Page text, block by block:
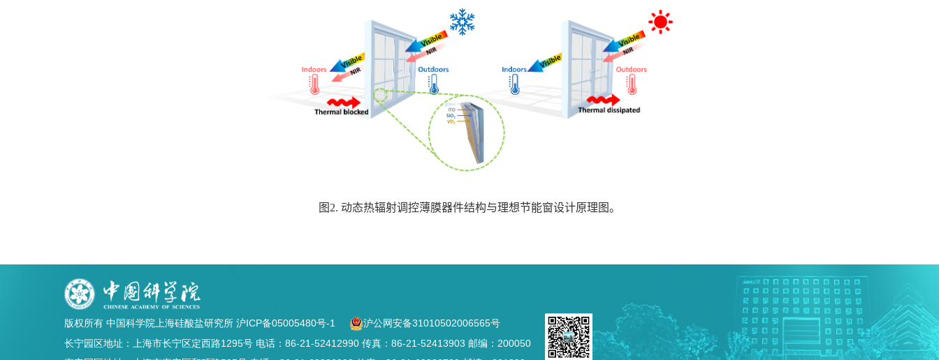
图 2. 动态热辐射调控薄膜器件结构与理想节能窗设计原理图。
版权所有 中国科学院上海硅酸盐研究所 沪ICP备05005480号-1
沪公网安备31010502006565号
长宁园区地址：上海市长宁区定西路1295号 电话：86-21-52412990 传真：86-21-52413903 邮编：200050